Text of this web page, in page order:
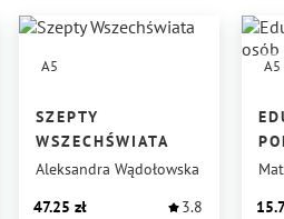
A5
SZEPTY
WSZECHŚWIATA
Aleksandra Wądołowska
47.25
3.8
A5